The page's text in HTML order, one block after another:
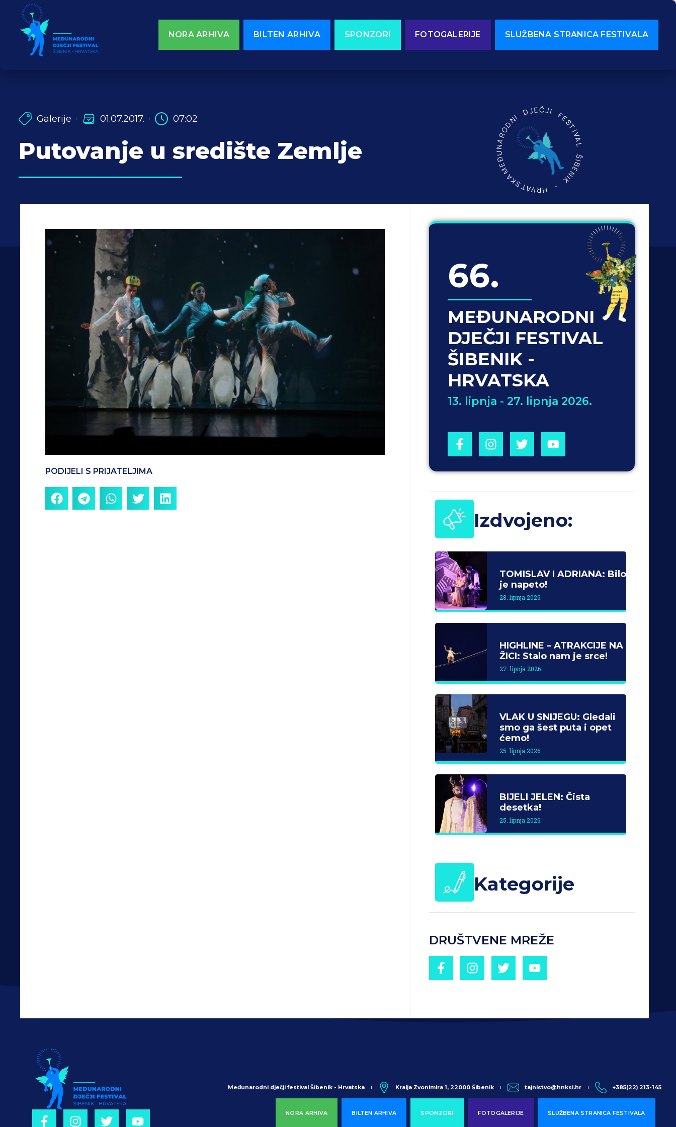
NORA ARHIVA BILTEN ARHIVA SPONZORI FOTOGALERIJE SLUŽBENA STRANICA FESTIVALA
Galerije 01.07.2017. 07:02
Putovanje u središte Zemlje MEĐUNARODNI DJEČJI FESTIVAL ŠIBENIK - HRVATSKA
PODIJELI S PRIJATELJIMA
66.
MEĐUNARODNI
DJEČJI FESTIVAL
ŠIBENIK -
HRVATSKA
13. lipnja - 27. lipnja 2026.
Izdvojeno:
TOMISLAV I ADRIANA: Bilo
je napeto!
28. lipnja 2026.
HIGHLINE – ATRAKCIJE NA
ŽICI: Stalo nam je srce!
27. lipnja 2026.
VLAK U SNIJEGU: Gledali
smo ga šest puta i opet
ćemo!
25. lipnja 2026.
BIJELI JELEN: Čista
desetka!
25. lipnja 2026.
Kategorije
DRUŠTVENE MREŽE
NORA ARHIVA BILTEN ARHIVA SPONZORI FOTOGALERIJE SLUŽBENA STRANICA FESTIVALA
Međunarodni dječji festival Šibenik - Hrvatska Kralja Zvonimira 1, 22000 Šibenik tajnistvo@hnksi.hr +385(22) 213-145